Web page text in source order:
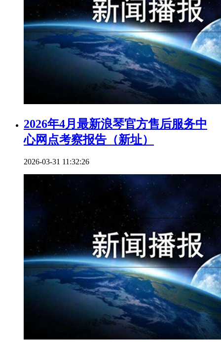
2026年4月最新浪琴官方售后服务中
心网点考察报告（新址）
2026-03-31 11:32:26